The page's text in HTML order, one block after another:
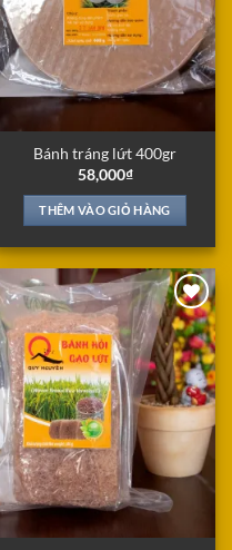
Bánh tráng lứt 400gr
58,000₫
THÊM VÀO GIỎ HÀNG
Add to
Wishlist